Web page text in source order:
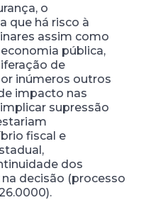
o
que há risco à
assim como
pública,
de
inúmeros outros
impacto nas
supressão
fiscal e
dos
decisão (processo